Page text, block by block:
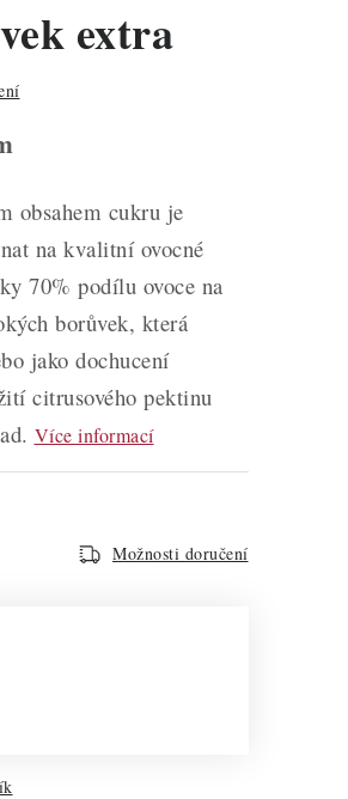
extra
obsahem cukru je
na kvalitní ovocné
70% podílu ovoce na
borůvek, která
jako dochucení
citrusového pektinu
Více informací
Možnosti doručení